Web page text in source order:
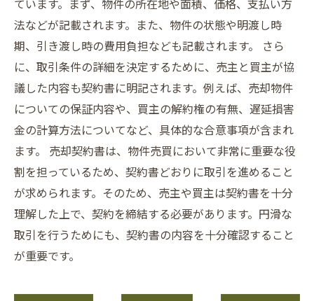
ています。まず、物件の所在地や面積、価格、支払い方
法などが記載されます。また、物件の状態や明渡し時
期、引き渡し時の費用負担なども記載されます。 さら
に、取引条件の詳細を決定するために、売主と買主が協
議した内容も契約書に明記されます。例えば、売却物件
についての保証内容や、買主の解約権の有無、遅延損害
金の計算方法についてなど、具体的な合意事項が含まれ
ます。 売却契約書は、物件売買において非常に重要な役
割を担っているため、契約書どおりに取引を進めること
が求められます。そのため、売主や買主は契約書を十分
理解した上で、契約を締結する必要があります。円滑な
取引を行うためにも、契約書の内容を十分確認すること
が重要です。